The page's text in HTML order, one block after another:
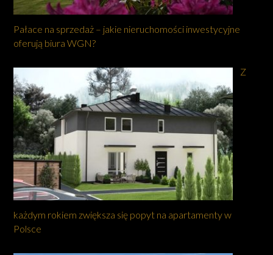
Pałace na sprzedaż – jakie nieruchomości inwestycyjne
oferują biura WGN?
Z
każdym rokiem zwiększa się popyt na apartamenty w
Polsce